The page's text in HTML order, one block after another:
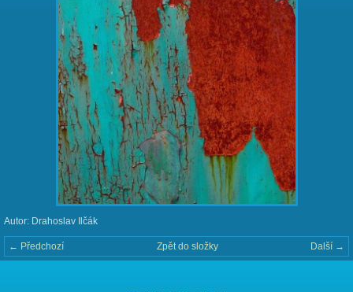
Autor: Drahoslav Ilčák
← Předchozí Další →
Zpět do složky